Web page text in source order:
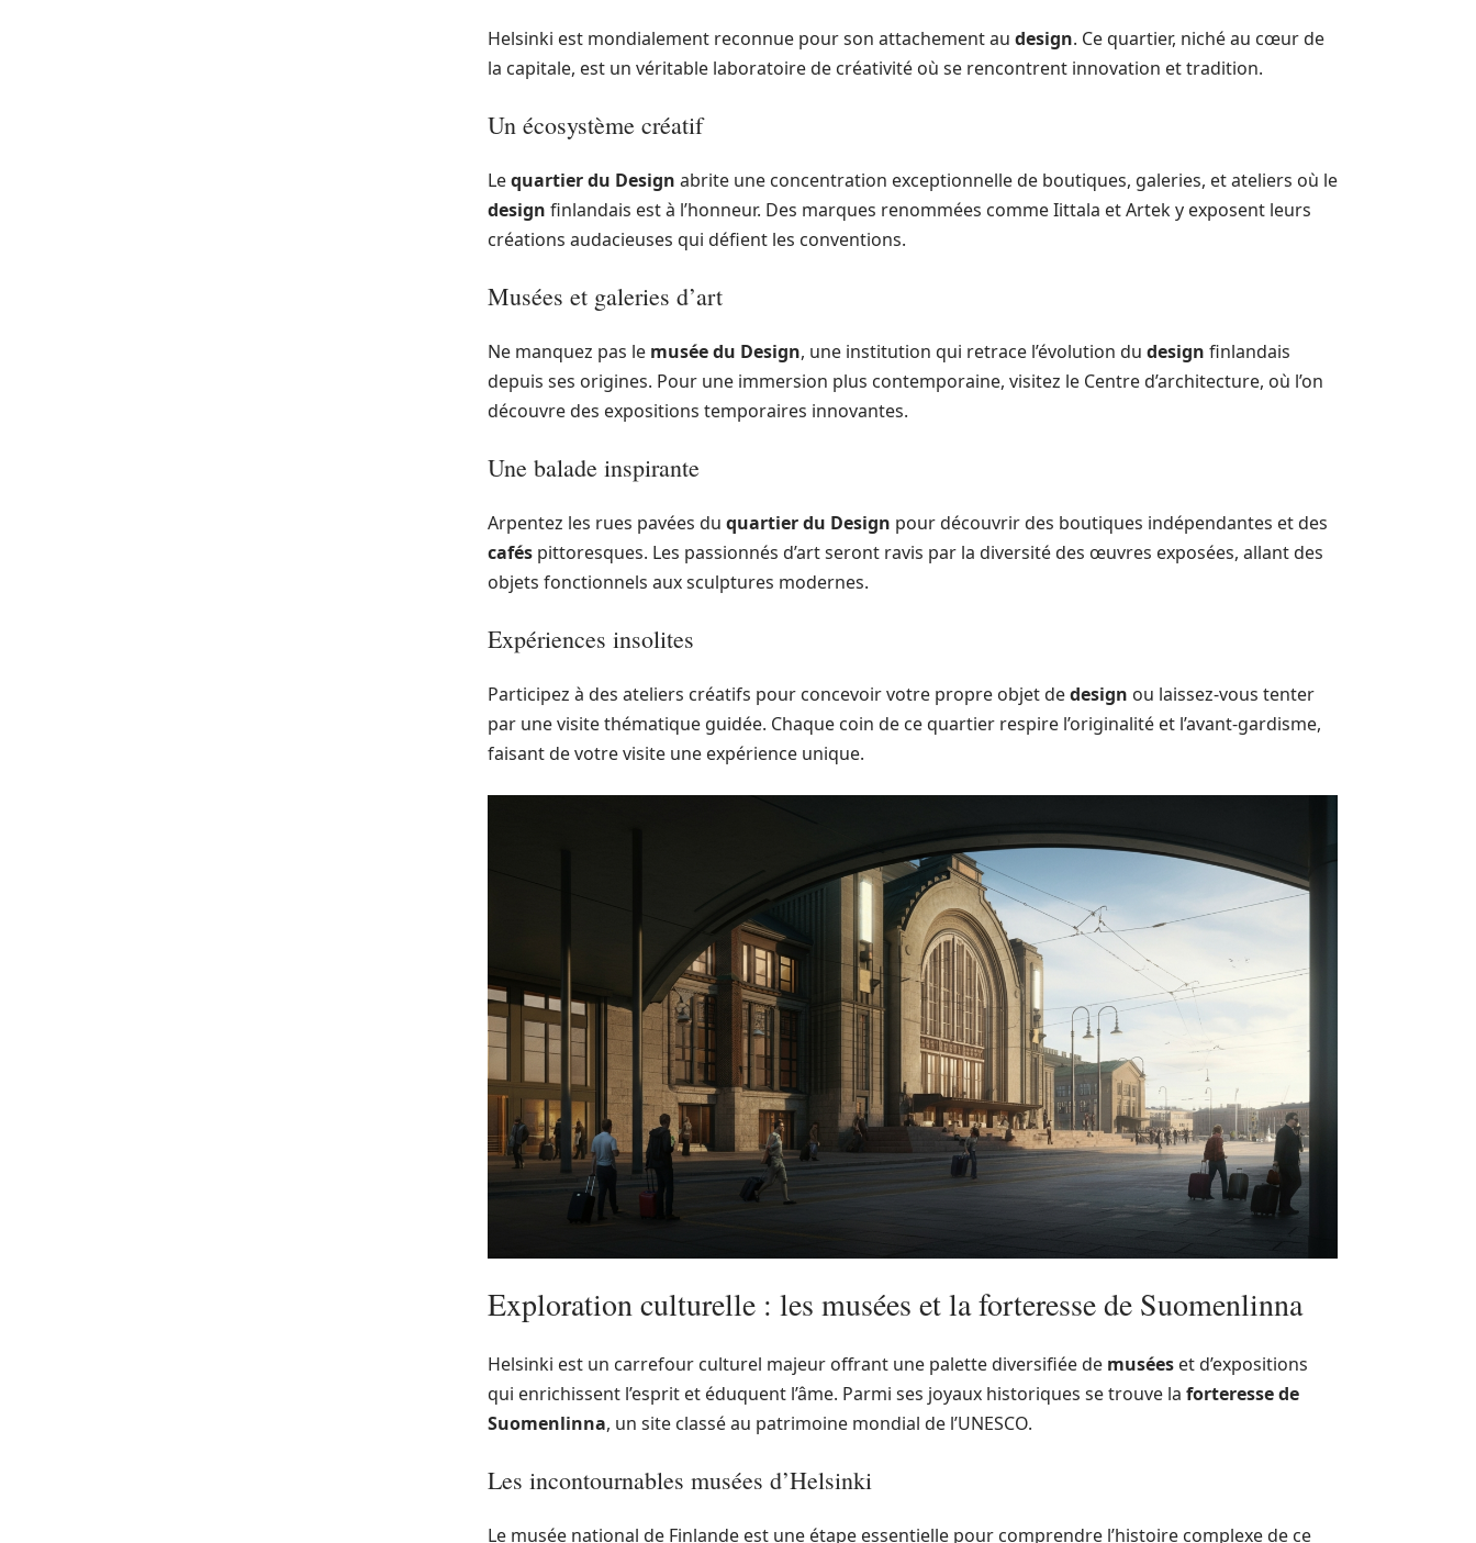
Helsinki est mondialement reconnue pour son attachement au design. Ce quartier, niché au cœur de
la capitale, est un véritable laboratoire de créativité où se rencontrent innovation et tradition.
Un écosystème créatif
Lequartier du Design abrite une concentration exceptionnelle de boutiques, galeries, et ateliers où le
design finlandais est à l’honneur. Des marques renommées comme Iittala et Artek y exposent leurs
créations audacieuses qui défient les conventions.
Musées et galeries d’art
Ne manquez pas le musée du Design, une institution qui retrace l’évolution du design finlandais
depuis ses origines. Pour une immersion plus contemporaine, visitez le Centre d’architecture, où l’on
découvre des expositions temporaires innovantes.
Une balade inspirante
Arpentez les rues pavées du quartier du Design pour découvrir des boutiques indépendantes et des
cafés pittoresques. Les passionnés d’art seront ravis par la diversité des œuvres exposées, allant des
objets fonctionnels aux sculptures modernes.
Expériences insolites
Participez à des ateliers créatifs pour concevoir votre propre objet dedesign ou laissez-vous tenter
par une visite thématique guidée. Chaque coin de ce quartier respire l’originalité et l’avant-gardisme,
faisant de votre visite une expérience unique.
Exploration culturelle : les musées et la forteresse de Suomenlinna
Helsinki est un carrefour culturel majeur offrant une palette diversifiée de musées et d’expositions
qui enrichissent l’esprit et éduquent l’âme. Parmi ses joyaux historiques se trouve la forteresse de
Suomenlinna, un site classé au patrimoine mondial de l’UNESCO.
Les incontournables musées d’Helsinki
Le musée national de Finlande est une étape essentielle pour comprendre l’histoire complexe de ce